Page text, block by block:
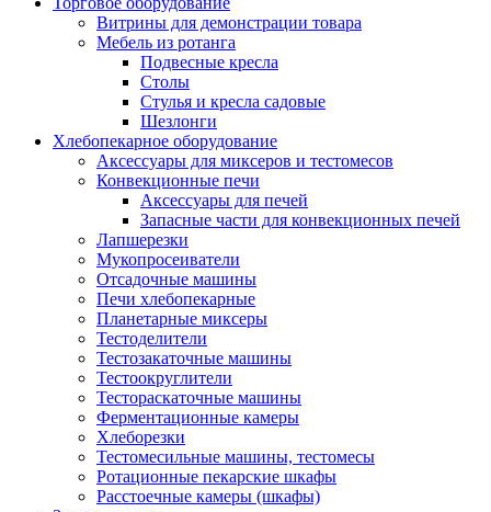
Витрины для демонстрации товара
Мебель из ротанга
Подвесные кресла
Столы
Стулья и кресла садовые
Шезлонги
Хлебопекарное оборудование
Аксессуары для миксеров и тестомесов
Конвекционные печи
Аксессуары для печей
Запасные части для конвекционных печей
Лапшерезки
Мукопросеиватели
Отсадочные машины
Печи хлебопекарные
Планетарные миксеры
Тестоделители
Тестозакаточные машины
Тестоокруглители
Тестораскаточные машины
Ферментационные камеры
Хлеборезки
Тестомесильные машины, тестомесы
Ротационные пекарские шкафы
Расстоечные камеры (шкафы)